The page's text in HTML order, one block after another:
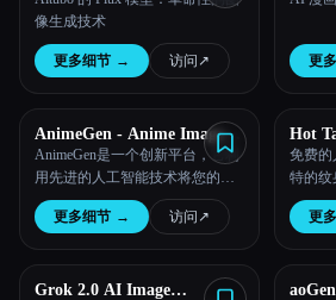
像生成技术
更多细节 → 访问 ↗︎ 更
AnimeGen - Anime Image
Generator
AnimeGen是一个创新平台，它利
用先进的人工智能技术将您的提
示转换为精美的动漫图像。
更多细节 → 访问 ↗︎
Hot
免费的
特的纹
更
Grok 2.0 AI Image
aoGen